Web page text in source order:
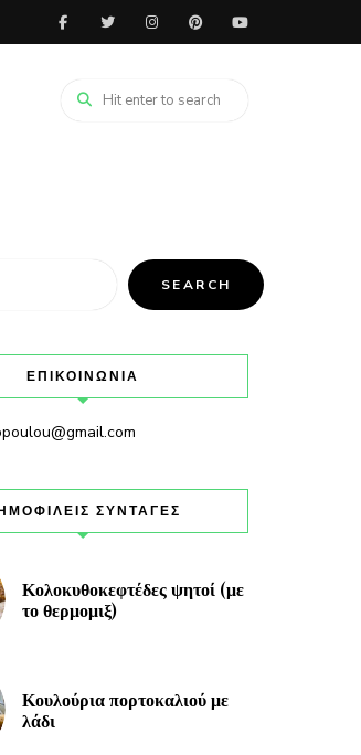
SEARCH
ΕΠΙΚΟΙΝΩΝΙΑ
ΣΥΝΤΑΓΕΣ
Κολοκυθοκεφτέδες ψητοί (με
το θερμομιξ)
Κουλούρια πορτοκαλιού με
λάδι